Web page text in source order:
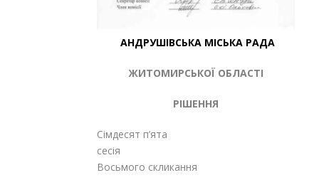
АНДРУШІВСЬКА МІСЬКА РАДА
ЖИТОМИРСЬКОЇ ОБЛАСТІ
РІШЕННЯ
Сімдесят п’ята
сесія
Восьмого скликання